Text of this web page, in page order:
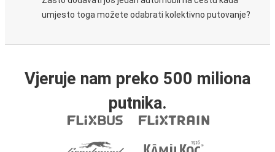
umjesto toga možete odabrati kolektivno putovanje?
Vjeruje nam preko 500 miliona
putnika.